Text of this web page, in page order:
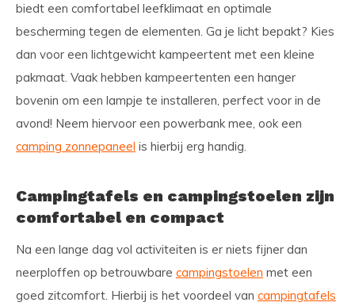
biedt een comfortabel leefklimaat en optimale
bescherming tegen de elementen. Ga je licht bepakt? Kies
dan voor een lichtgewicht kampeertent met een kleine
pakmaat. Vaak hebben kampeertenten een hanger
bovenin om een lampje te installeren, perfect voor in de
avond! Neem hiervoor een powerbank mee, ook een
camping zonnepaneel is hierbij erg handig.
Campingtafels en campingstoelen zijn
comfortabel en compact
Na een lange dag vol activiteiten is er niets fijner dan
neerploffen op betrouwbare campingstoelen met een
goed zitcomfort. Hierbij is het voordeel van campingtafels